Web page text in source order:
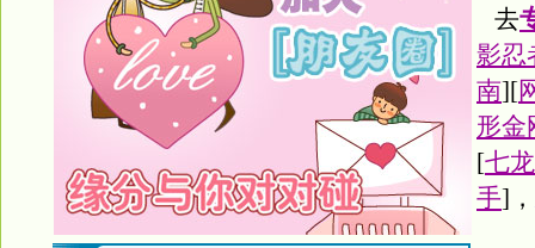
去
影忍
南][
形金
[七
手]，